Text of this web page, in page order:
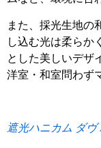
また、採光生地の
し込む光は柔らか
とした美しいデザ
洋室・和室問わず
遮光ハニカム ダ